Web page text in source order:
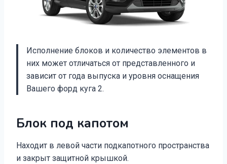
Исполнение блоков и количество элементов в
них может отличаться от представленного и
зависит от года выпуска и уровня оснащения
Вашего форд куга 2.
Блок под капотом
Находит в левой части подкапотного пространства
и закрыт защитной крышкой.